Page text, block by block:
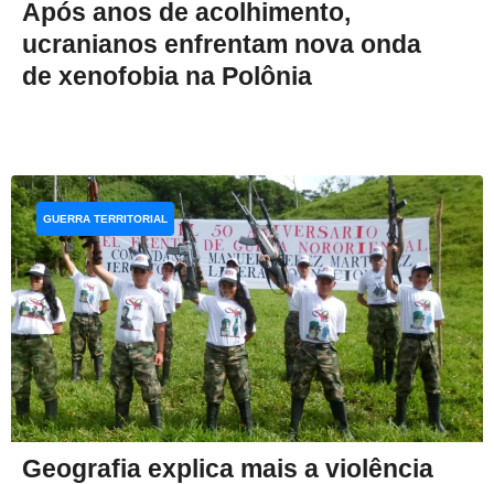
Após anos de acolhimento,
ucranianos enfrentam nova onda
de xenofobia na Polônia
Geografia explica mais a violência
GUERRA TERRITORIAL